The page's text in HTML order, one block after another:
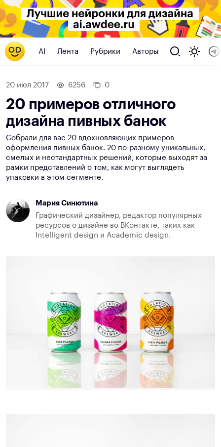
AI Лента Рубрики Авторы
20 июл 2017 6256 0
20 примеров отличного
дизайна пивных банок
Собрали для вас 20 вдохновляющих примеров
оформления пивных банок. 20 по-разному уникальных,
смелых и нестандартных решений, которые выходят за
рамки представлений о том, как могут выглядеть
упаковки в этом сегменте.
Мария Синютина
Графический дизайнер, редактор популярных
ресурсов о дизайне во ВКонтакте, таких как
Intelligent design и Academic design.